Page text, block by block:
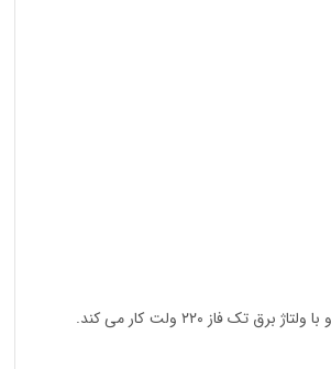
یک دستگاه ۲۰۰ آمپر و سه برد است. این دستگاه سبک و قابل حمل بوده و با ولتاژ برق تک فاز ۲۲۰ ولت کار می کند.